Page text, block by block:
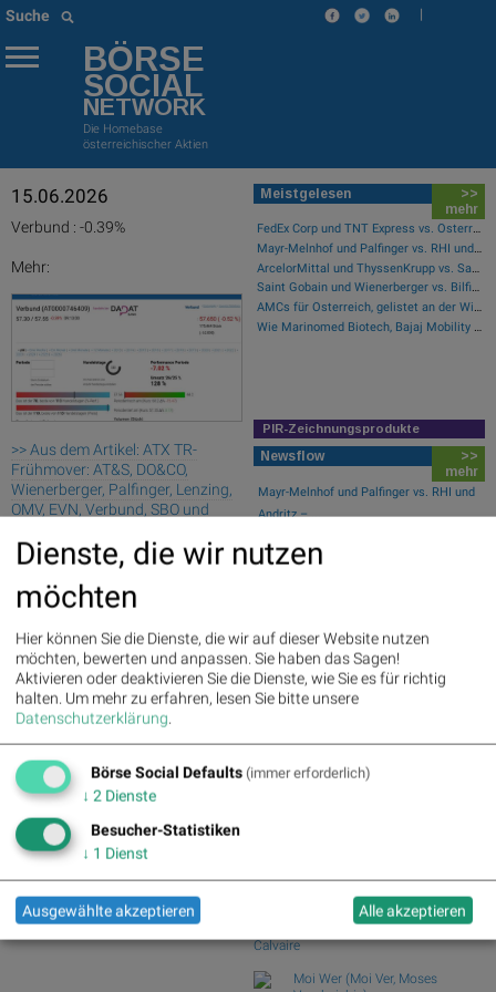
Suche |
BÖRSE
SOCIAL
NETWORK
Die Homebase
österreichischer Aktien
15.06.2026
Verbund : -0.39%
Mehr:
>> Aus dem Artikel: ATX TR-
Frühmover: AT&S, DO&CO,
Wienerberger, Palfinger, Lenzing,
OMV, EVN, Verbund, SBO und
Palfinger : 1.32% » Details
voestalpine : 0.23%
CA Immo : 0.21%
DO&CO : 0.00%» Details
Erste Group : -1.19%» Details
Bawag : -1.34%» Details
Strabag : -1.56% » Details
AT&S : -2.23%» Details
Österreichische Post : -4.48%»
Details
Meistgelesen
>>
mehr
FedEx Corp und TNT Express vs. Österreichische Post und Deutsche Post – kommentierter KW 32 Peer Group Watch Post
Mayr-Melnhof und Palfinger vs. RHI und Andritz – kommentierter KW 32 Peer Group Watch Zykliker Österreich
ArcelorMittal und ThyssenKrupp vs. Salzgitter und voestalpine – kommentierter KW 32 Peer Group Watch Stahl
Saint Gobain und Wienerberger vs. Bilfinger und HeidelbergCement – kommentierter KW 32 Peer Group Watch Bau & Baustoffe
AMCs für Österreich, gelistet an der Wiener Börse
Wie Marinomed Biotech, Bajaj Mobility AG, Wolftank-Adisa, Athos Immobilien, Rosenbauer und Telekom Austria für Gesprächsstoff in Österreich sorgten
PIR-Zeichnungsprodukte
Newsflow
>>
mehr
Mayr-Melnhof und Palfinger vs. RHI und
Andritz – ...
Zurich Insur...
Salzgitter und...
Garmin und adidas vs. World Wrestling
Entertainme...
Börse Social Club Board
Yusuf Sevinçli
Galerist & Galerie Filles du
Calvaire
Moi Wer (Moi Ver, Moses
Dienste, die wir nutzen
möchten
Hier können Sie die Dienste, die wir auf dieser Website nutzen
möchten, bewerten und anpassen. Sie haben das Sagen!
Aktivieren oder deaktivieren Sie die Dienste, wie Sie es für richtig
halten. Um mehr zu erfahren, lesen Sie bitte unsere
Datenschutzerklärung.
Börse Social Defaults (immer erforderlich)
↓ 2 Dienste
Besucher-Statistiken
↓ 1 Dienst
Ausgewählte akzeptieren Alle akzeptieren